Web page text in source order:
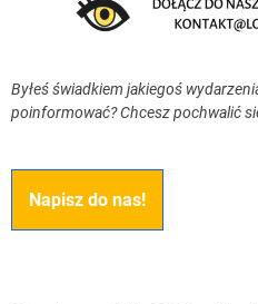
Byłeś świadkiem jakiegoś
poinformować? Chcesz pochwalić
Napisz do nas!